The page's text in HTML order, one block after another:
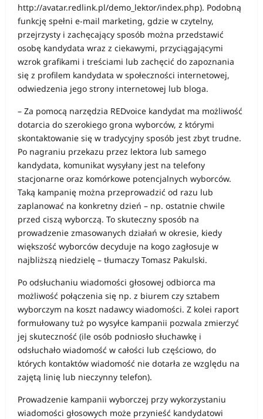
http://avatar.redlink.pl/demo_lektor/index.php). Podobną
funkcję spełni e-mail marketing, gdzie w czytelny,
przejrzysty i zachęcający sposób można przedstawić
osobę kandydata wraz z ciekawymi, przyciągającymi
wzrok grafikami i treściami lub zachęcić do zapoznania
się z profilem kandydata w społeczności internetowej,
odwiedzenia jego strony internetowej lub bloga.
– Za pomocą narzędzia REDvoice kandydat ma możliwość
dotarcia do szerokiego grona wyborców, z którymi
skontaktowanie się w tradycyjny sposób jest zbyt trudne.
Po nagraniu przekazu przez lektora lub samego
kandydata, komunikat wysyłany jest na telefony
stacjonarne oraz komórkowe potencjalnych wyborców.
Taką kampanię można przeprowadzić od razu lub
zaplanować na konkretny dzień – np. ostatnie chwile
przed ciszą wyborczą. To skuteczny sposób na
prowadzenie zmasowanych działań w okresie, kiedy
większość wyborców decyduje na kogo zagłosuje w
najbliższą niedzielę – tłumaczy Tomasz Pakulski.
Po odsłuchaniu wiadomości głosowej odbiorca ma
możliwość połączenia się np. z biurem czy sztabem
wyborczym na koszt nadawcy wiadomości. Z kolei raport
formułowany tuż po wysyłce kampanii pozwala zmierzyć
jej skuteczność (ile osób podniosło słuchawkę i
odsłuchało wiadomość w całości lub częściowo, do
których kontaktów wiadomość nie dotarła ze względu na
zajętą linię lub nieczynny telefon).
Prowadzenie kampanii wyborczej przy wykorzystaniu
wiadomości głosowych może przynieść kandydatowi